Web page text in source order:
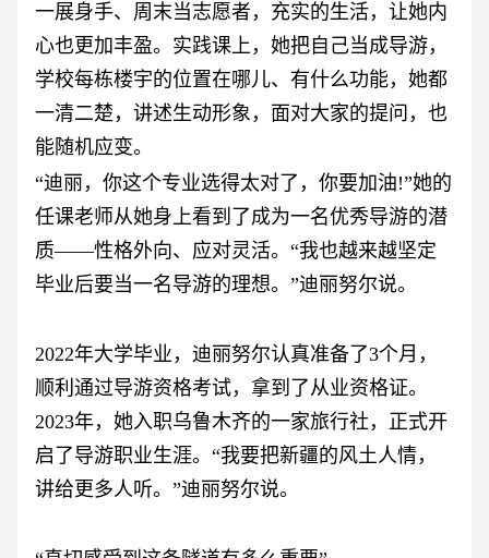
一展身手、周末当志愿者，充实的生活，让她内
心也更加丰盈。实践课上，她把自己当成导游，
学校每栋楼宇的位置在哪儿、有什么功能，她都
一清二楚，讲述生动形象，面对大家的提问，也
能随机应变。
“迪丽，你这个专业选得太对了，你要加油!”她的
任课老师从她身上看到了成为一名优秀导游的潜
质——性格外向、应对灵活。“我也越来越坚定
毕业后要当一名导游的理想。”迪丽努尔说。
2022年大学毕业，迪丽努尔认真准备了3个月，
顺利通过导游资格考试，拿到了从业资格证。
2023年，她入职乌鲁木齐的一家旅行社，正式开
启了导游职业生涯。“我要把新疆的风土人情，
讲给更多人听。”迪丽努尔说。